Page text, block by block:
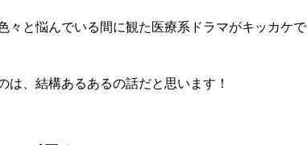
々と悩んでいる間に観た医療系ドラマがキッカケで
、結構あるあるの話だと思います！